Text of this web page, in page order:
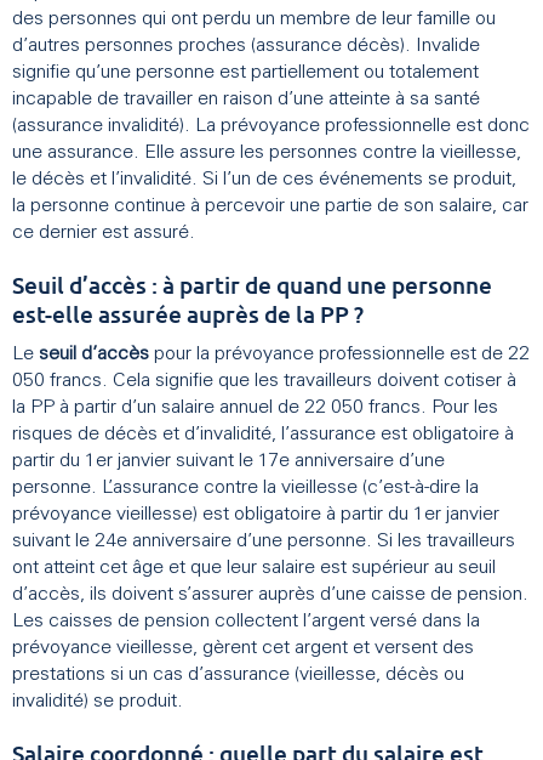
des personnes qui ont perdu un membre de leur famille ou
d’autres personnes proches (assurance décès). Invalide
signifie qu’une personne est partiellement ou totalement
incapable de travailler en raison d’une atteinte à sa santé
(assurance invalidité). La prévoyance professionnelle est donc
une assurance. Elle assure les personnes contre la vieillesse,
le décès et l’invalidité. Si l’un de ces événements se produit,
la personne continue à percevoir une partie de son salaire, car
ce dernier est assuré.
Seuil d’accès : à partir de quand une personne
est-elle assurée auprès de la PP ?
Le seuil d’accès pour la prévoyance professionnelle est de 22
050 francs. Cela signifie que les travailleurs doivent cotiser à
la PP à partir d’un salaire annuel de 22 050 francs. Pour les
risques de décès et d’invalidité, l’assurance est obligatoire à
partir du 1er janvier suivant le 17e anniversaire d’une
personne. L’assurance contre la vieillesse (c’est-à-dire la
prévoyance vieillesse) est obligatoire à partir du 1er janvier
suivant le 24e anniversaire d’une personne. Si les travailleurs
ont atteint cet âge et que leur salaire est supérieur au seuil
d’accès, ils doivent s’assurer auprès d’une caisse de pension.
Les caisses de pension collectent l’argent versé dans la
prévoyance vieillesse, gèrent cet argent et versent des
prestations si un cas d’assurance (vieillesse, décès ou
invalidité) se produit.
Salaire coordonné : quelle part du salaire est